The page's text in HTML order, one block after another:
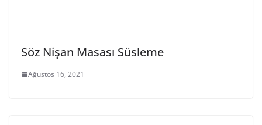
Söz Nişan Masası Süsleme
Ağustos 16, 2021